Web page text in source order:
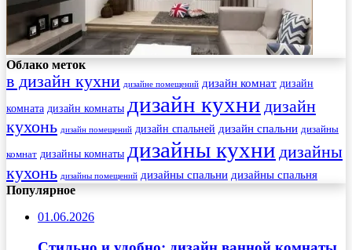
Облако меток
в дизайн кухни дизайне помещений дизайн комнат дизайн
комната дизайн комнаты дизайн кухни дизайн
кухонь дизайн помещений дизайн спальней дизайн спальни дизайны
комнат дизайны комнаты дизайны кухни дизайны
кухонь дизайны помещений дизайны спальни дизайны спальня
Популярное
01.06.2026